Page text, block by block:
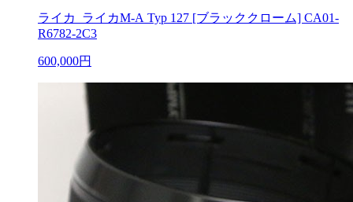
ライカ ライカM-A Typ 127 [ブラッククローム] CA01-
R6782-2C3
600,000円